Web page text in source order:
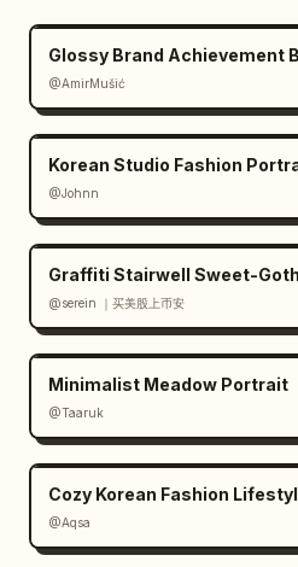
Glossy Brand Achievement
@AmirMušić
Korean Studio Fashion
@Johnn
Graffiti Stairwell Sweet-
@serein ｜买美股上币安
Minimalist Meadow Portrait
@Taaruk
Cozy Korean Fashion
@Aqsa